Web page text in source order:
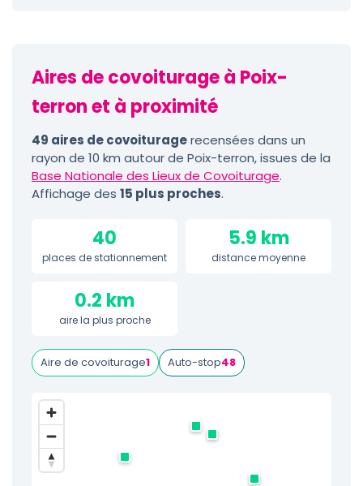
Aires de covoiturage à Poix-
terron et à proximité
49 aires de covoituragerecensées dans un
rayon de 10 km autour de Poix-terron, issues de la
Base Nationale des Lieux de Covoiturage.
Affichage des 15 plus proches.
40
places de stationnement
5.9 km
distance moyenne
0.2 km
aire la plus proche
Aire de covoiturage1 Auto-stop48